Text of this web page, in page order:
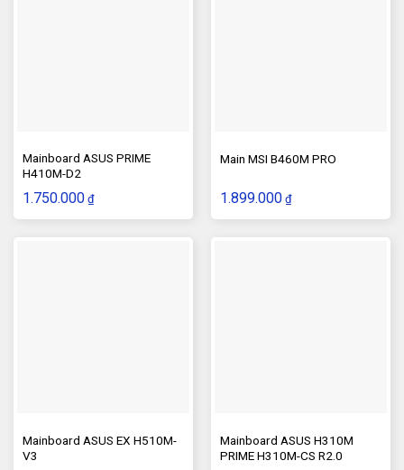
Mainboard ASUS PRIME
H410M-D2
1.750.000 ₫
Main MSI B460M PRO
1.899.000 ₫
Mainboard ASUS EX H510M-
V3
Mainboard ASUS H310M
PRIME H310M-CS R2.0